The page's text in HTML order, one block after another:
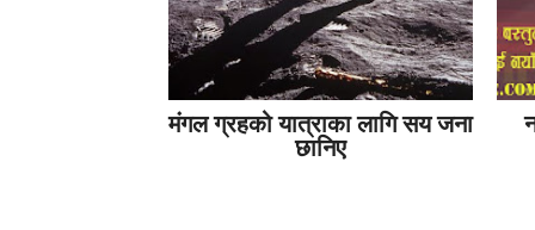
मंगल ग्रहको यात्राका लागि सय जना
छानिए